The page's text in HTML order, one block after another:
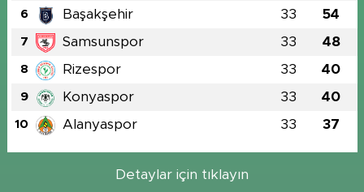
6 Başakşehir 33 54
7 Samsunspor 33 48
8 Rizespor 33 40
9 Konyaspor 33 40
10 Alanyaspor 33 37
Detaylar için tıklayın